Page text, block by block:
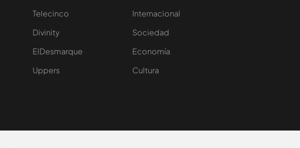
Telecinco
Divinity
ElDesmarque
Uppers
Internacional
Sociedad
Economía
Cultura